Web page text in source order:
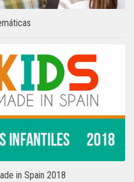
in Spain 2018